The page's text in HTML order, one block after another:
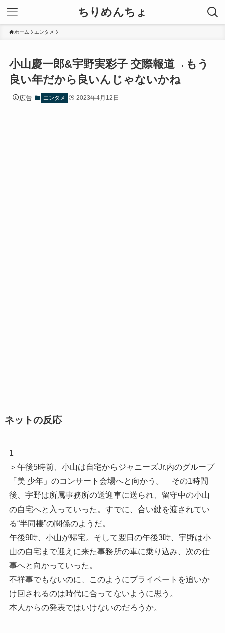
ちりめんちょ
ホーム エンタメ
小山慶一郎&宇野実彩子 交際報道→もう
良い年だから良いんじゃないかね
広告 エンタメ 2023年4月12日
ネットの反応
1
＞午後5時前、小山は自宅からジャニーズJr.内のグループ
「美 少年」のコンサート会場へと向かう。 その1時間
後、宇野は所属事務所の送迎車に送られ、留守中の小山
の自宅へと入っていった。すでに、合い鍵を渡されてい
る“半同棲”の関係のようだ。
午後9時、小山が帰宅。そして翌日の午後3時、宇野は小
山の自宅まで迎えに来た事務所の車に乗り込み、次の仕
事へと向かっていった。
不祥事でもないのに、このようにプライベートを追いか
け回されるのは時代に合ってないように思う。
本人からの発表ではいけないのだろうか。